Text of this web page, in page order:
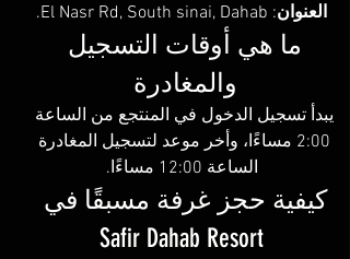
العنوان: El Nasr Rd, South sinai, Dahab.
ما هي أوقات التسجيل
والمغادرة
يبدأ تسجيل الدخول في المنتجع من الساعة
2:00 مساءًا، وأخر موعد لتسجيل المغادرة
الساعة 12:00 مساءًا.
كيفية حجز غرفة مسبقًا في
Safir Dahab Resort